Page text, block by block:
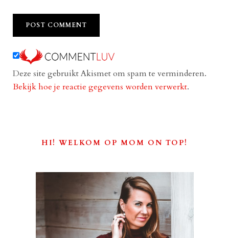
Deze site gebruikt Akismet om spam te verminderen.
Bekijk hoe je reactie gegevens worden verwerkt.
HI! WELKOM OP MOM ON TOP!